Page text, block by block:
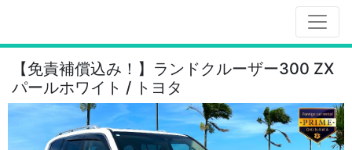
【免責補償込み！】ランドクルーザー300 ZX
パールホワイト / トヨタ